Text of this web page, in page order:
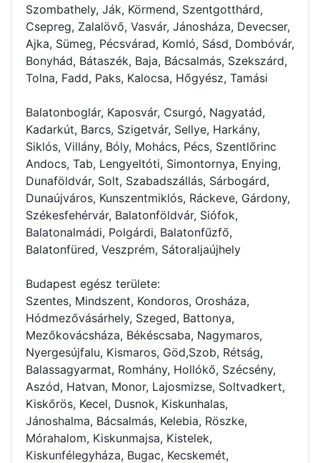
Szombathely, Ják, Körmend, Szentgotthárd,
Csepreg, Zalalövő, Vasvár, Jánosháza, Devecser,
Ajka, Sümeg, Pécsvárad, Komló, Sásd, Dombóvár,
Bonyhád, Bátaszék, Baja, Bácsalmás, Szekszárd,
Tolna, Fadd, Paks, Kalocsa, Hőgyész, Tamási
Balatonboglár, Kaposvár, Csurgó, Nagyatád,
Kadarkút, Barcs, Szigetvár, Sellye, Harkány,
Siklós, Villány, Bóly, Mohács, Pécs, Szentlőrinc
Andocs, Tab, Lengyeltóti, Simontornya, Enying,
Dunaföldvár, Solt, Szabadszállás, Sárbogárd,
Dunaújváros, Kunszentmiklós, Ráckeve, Gárdony,
Székesfehérvár, Balatonföldvár, Siófok,
Balatonalmádi, Polgárdi, Balatonfűzfő,
Balatonfüred, Veszprém, Sátoraljaújhely
Budapest egész területe:
Szentes, Mindszent, Kondoros, Orosháza,
Hódmezővásárhely, Szeged, Battonya,
Mezőkovácsháza, Békéscsaba, Nagymaros,
Nyergesújfalu, Kismaros, Göd,Szob, Rétság,
Balassagyarmat, Romhány, Hollókő, Szécsény,
Aszód, Hatvan, Monor, Lajosmizse, Soltvadkert,
Kiskőrös, Kecel, Dusnok, Kiskunhalas,
Jánoshalma, Bácsalmás, Kelebia, Röszke,
Mórahalom, Kiskunmajsa, Kistelek,
Kiskunfélegyháza, Bugac, Kecskemét,